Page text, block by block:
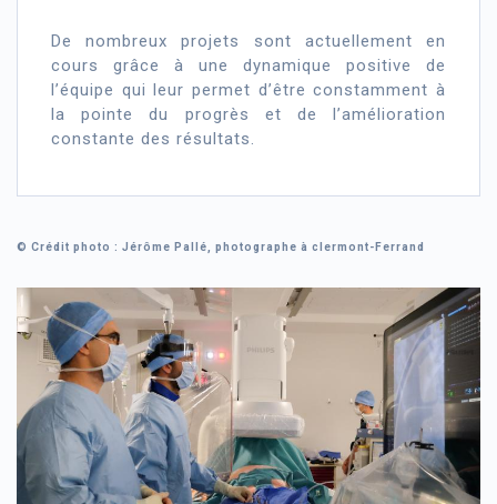
De nombreux projets sont actuellement en
cours grâce à une dynamique positive de
l’équipe qui leur permet d’être constamment à
la pointe du progrès et de l’amélioration
constante des résultats.
© Crédit photo : Jérôme Pallé, photographe à clermont-Ferrand